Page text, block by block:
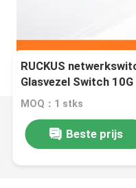
RUCKUS
Glasvezel Switch
MOQ：1 stks
Beste prijs